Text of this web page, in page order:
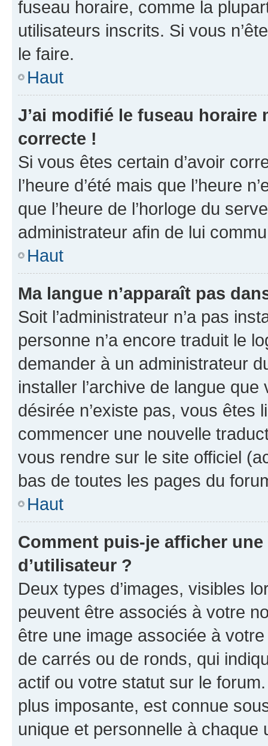
fuseau horaire, comme la
utilisateurs inscrits. Si vous
le faire.
Haut
J’ai modifié le fuseau horaire
correcte !
Si vous êtes certain d’avoir
l’heure d’été mais que l’heure
que l’heure de l’horloge du
administrateur afin de lui
Haut
Ma langue n’apparaît pas
Soit l’administrateur n’a pas
personne n’a encore traduit le
demander à un administrateur
installer l’archive de langue
désirée n’existe pas, vous êtes
commencer une nouvelle
vous rendre sur le site officiel
bas de toutes les pages du
Haut
Comment puis-je afficher
d’utilisateur ?
Deux types d’images, visibles
peuvent être associés à votre
être une image associée à
de carrés ou de ronds, qui
actif ou votre statut sur le
plus imposante, est connue
unique et personnelle à chaque